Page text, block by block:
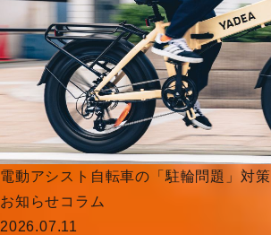
電動アシスト自転車の「駐輪問題」対策
お知らせコラム
2026.07.11